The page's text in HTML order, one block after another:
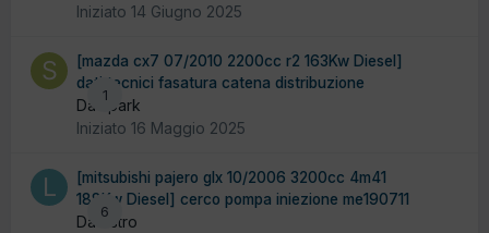
Iniziato 14 Giugno 2025
1
[mazda cx7 07/2010 2200cc r2 163Kw Diesel]
dati tecnici fasatura catena distribuzione
Da spark
Iniziato 16 Maggio 2025
6
[mitsubishi pajero glx 10/2006 3200cc 4m41
188Kw Diesel] cerco pompa iniezione me190711
Da liistro